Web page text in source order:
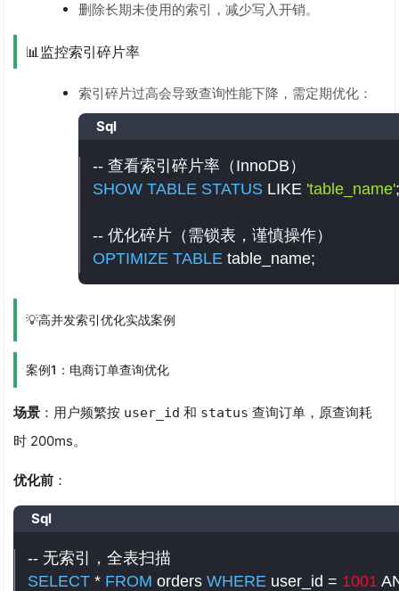
删除长期未使用的索引，减少写入开销。
📊监控索引碎片率
索引碎片过高会导致查询性能下降，需定期优化：
Sql
-- 查看索引碎片率（InnoDB）
SHOW TABLE STATUS LIKE 'table_name';
-- 优化碎片（需锁表，谨慎操作）
OPTIMIZE TABLE table_name;
💡高并发索引优化实战案例
案例1：电商订单查询优化
场景 ：用户频繁按 user_id 和 status 查询订单，原查询耗
时 200ms。
优化前 ：
Sql
-- 无索引，全表扫描
SELECT * FROM orders WHERE user_id = 1001